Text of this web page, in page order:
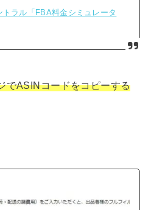
ラル「FBA料金シミュレータ
でASINコードをコピーする